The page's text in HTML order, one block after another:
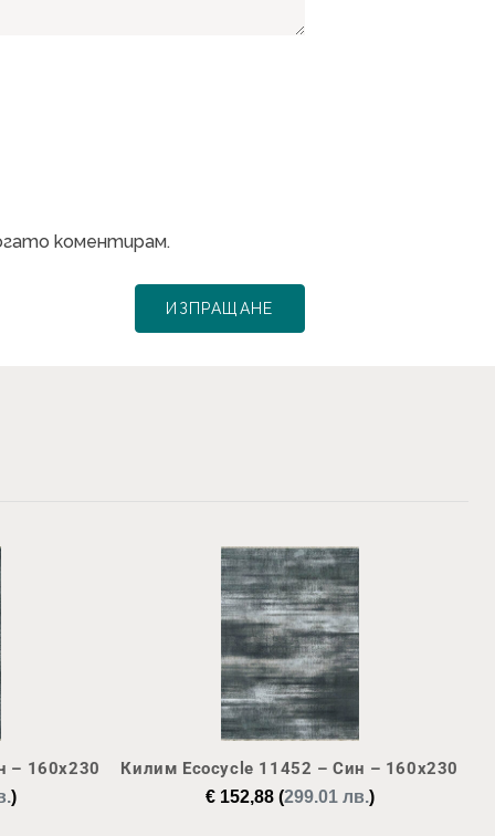
коментирам.
– 160х230
)
Килим Ecocycle 11452 – Син – 160х230
€152,88(299.01 лв.)